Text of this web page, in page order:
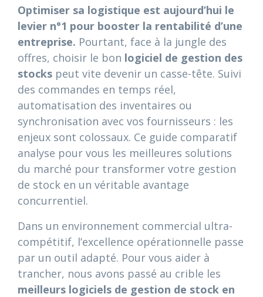
Optimiser sa logistique est aujourd’hui le
levier n°1 pour booster la rentabilité d’une
entreprise. Pourtant, face à la jungle des
offres, choisir le bon logiciel de gestion des
stocks peut vite devenir un casse-tête. Suivi
des commandes en temps réel,
automatisation des inventaires ou
synchronisation avec vos fournisseurs : les
enjeux sont colossaux. Ce guide comparatif
analyse pour vous les meilleures solutions
du marché pour transformer votre gestion
de stock en un véritable avantage
concurrentiel.
Dans un environnement commercial ultra-
compétitif, l’excellence opérationnelle passe
par un outil adapté. Pour vous aider à
trancher, nous avons passé au crible les
meilleurs logiciels de gestion de stock en